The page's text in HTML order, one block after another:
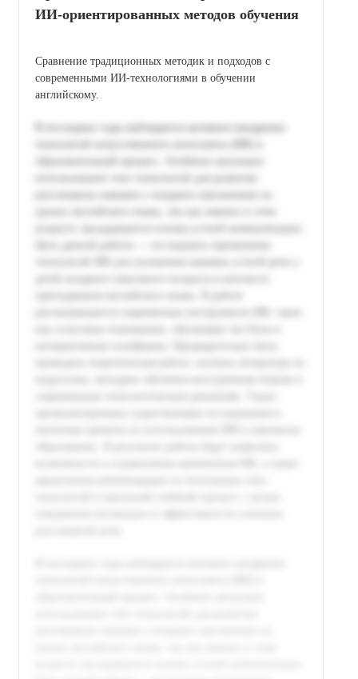
ИИ-ориентированных методов обучения
Сравнение традиционных методик и подходов с
современными ИИ-технологиями в обучении
английскому.